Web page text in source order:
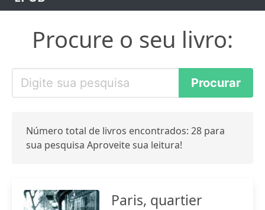
Procure o seu livro:
Número total de livros encontrados: 28 para
sua pesquisa Aproveite sua leitura!
Paris, quartier